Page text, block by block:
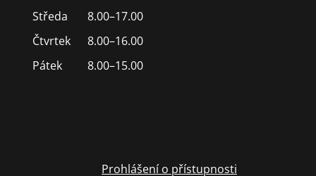
Středa
8.00–17.00
Čtvrtek
8.00–16.00
Pátek
8.00–15.00
Prohlášení o přístupnosti